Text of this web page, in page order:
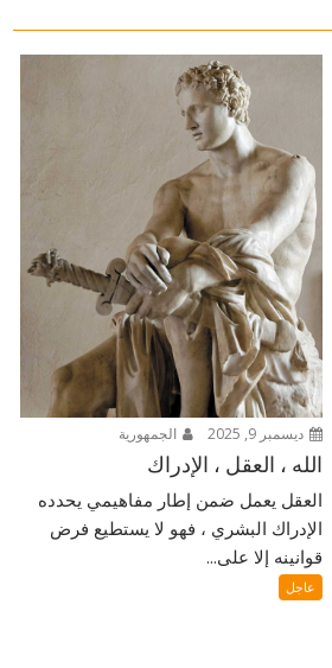
ديسمبر 9, 2025 الجمهورية
الله ، العقل ، الإدراك
العقل يعمل ضمن إطار مفاهيمي يحدده
الإدراك البشري ، فهو لا يستطيع فرض
قوانينه إلا على...
عاجل